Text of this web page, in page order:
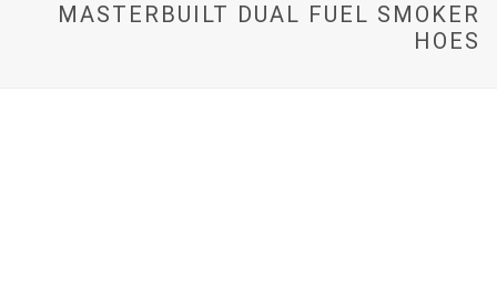
MASTERBUILT DUAL FUEL SMOKER
HOES